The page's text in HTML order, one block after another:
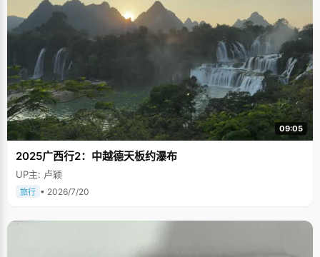
09:05
2025广西行2：中越德天板约瀑布
UP主: 卢颖
旅行 • 2026/7/20